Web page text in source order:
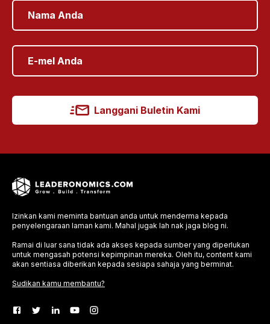
Langgani Buletin Kami
Izinkan kami meminta bantuan anda untuk menderma kepada
penyelengaraan laman kami. Mahal jugak lah nak jaga blog ni.
Ramai di luar sana tidak ada akses kepada sumber yang diperlukan
untuk mengasah potensi kepimpinan mereka. Oleh itu, content kami
akan sentiasa diberikan kepada sesiapa sahaja yang berminat.
Sudikan kamu membantu?